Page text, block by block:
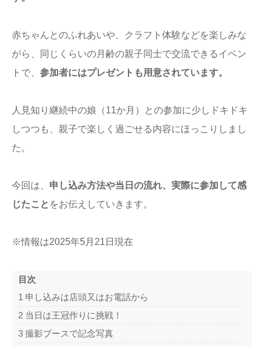
赤ちゃんとのふれあいや、クラフト体験などを楽しみな
がら、同じくらいの月齢の親子同士で交流できるイベン
トで、 参加者にはプレゼントも用意されています。
人見知り継続中の娘（11か月）との参加に少しドキドキ
しつつも、親子で楽しく過ごせる内容にほっこりしまし
た。
今回は、 申し込み方法や当日の流れ、実際に参加して感
じたこと をお伝えしていきます。
※情報は2025年5月21日現在
目次
1 申し込みは店頭又はお電話から
2 当日は王冠作りに挑戦！
3 撮影ブースで記念写真